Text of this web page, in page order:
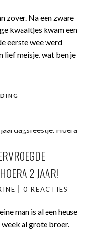
zover. Na een zware
kwaaltjes kwam een
eerste wee werd
lief meisje, wat ben je
2 JAAR!
0 REACTIES
man is al een heuse
week al grote broer.